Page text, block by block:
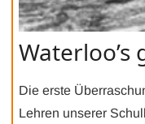
Waterloo’s
Die erste
Lehren unserer